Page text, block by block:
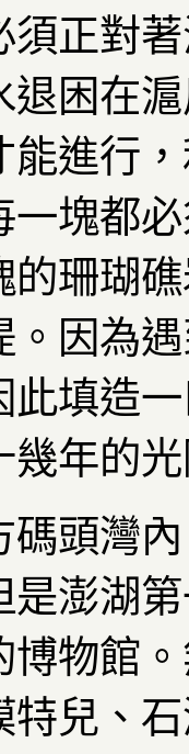
須正對
退困在
能進行
一塊都
的珊瑚
。因為
此填造
幾年的
碼頭灣
是澎湖
博物館
特兒、